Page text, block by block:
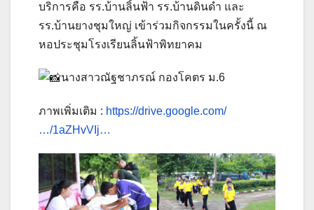
บริการคือ รร.บ้านลิ้นฟ้า รร.บ้านดินดำ และ
รร.บ้านยางชุมใหญ่ เข้าร่วมกิจกรรมในครั้งนี้ ณ
หอประชุมโรงเรียนลิ้นฟ้าพิทยาคม
นางสาวณัฐชาภรณ์ กองโคตร ม.6
ภาพเพิ่มเติม : https://drive.google.com/
…/1aZHvVIj…